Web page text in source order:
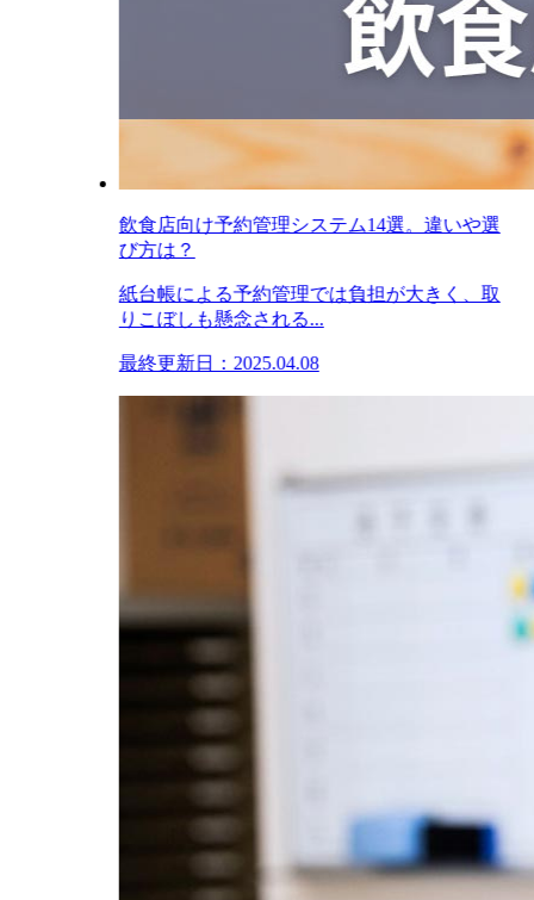
飲食店向け予約管理システム14選。違いや選
び方は？
紙台帳による予約管理では負担が大きく、取
りこぼしも懸念される...
最終更新日：2025.04.08